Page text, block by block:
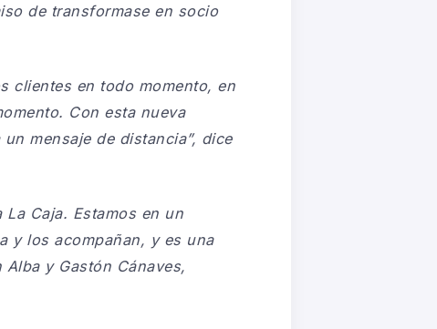
de transformase en socio
clientes en todo momento, en
Con esta nueva
mensaje de distancia”, dice
Caja. Estamos en un
y los acompañan, y es una
y Gastón Cánaves,